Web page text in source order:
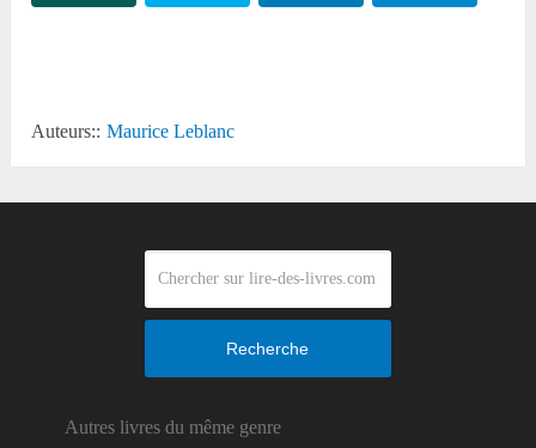
Auteurs:: Maurice Leblanc
Recherche
Autres livres du même genre